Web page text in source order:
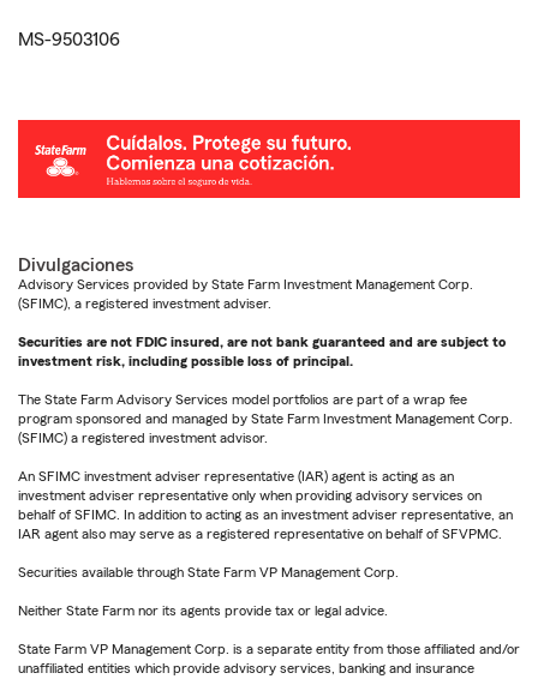
MS-9503106
Divulgaciones
Advisory Services provided by State Farm Investment Management Corp.
(SFIMC), a registered investment adviser.
Securities are not FDIC insured, are not bank guaranteed and are subject to
investment risk, including possible loss of principal.
The State Farm Advisory Services model portfolios are part of a wrap fee
program sponsored and managed by State Farm Investment Management Corp.
(SFIMC) a registered investment advisor.
An SFIMC investment adviser representative (IAR) agent is acting as an
investment adviser representative only when providing advisory services on
behalf of SFIMC. In addition to acting as an investment adviser representative, an
IAR agent also may serve as a registered representative on behalf of SFVPMC.
Securities available through State Farm VP Management Corp.
Neither State Farm nor its agents provide tax or legal advice.
State Farm VP Management Corp. is a separate entity from those affiliated and/or
unaffiliated entities which provide advisory services, banking and insurance